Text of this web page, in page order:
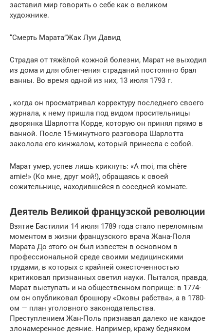
заставил мир говорить о себе как о великом
художнике.
“Смерть Марата”Жак Луи Давид
Страдая от тяжёлой кожной болезни, Марат не выходил
из дома и для облегчения страданий постоянно брал
ванны. Во время одной из них, 13 июля 1793 г.
, когда он просматривал корректуру последнего своего
журнала, к нему пришла под видом просительницы
дворянка Шарлотта Корде, которую он принял прямо в
ванной. После 15-минутного разговора Шарлотта
заколола его кинжалом, который принесла с собой.
Марат умер, успев лишь крикнуть: «A moi, ma chère
amie!» (Ко мне, друг мой!), обращаясь к своей
сожительнице, находившейся в соседней комнате.
Деятель Великой французской революции
Взятие Бастилии 14 июля 1789 года стало переломным
моментом в жизни французского врача Жана-Поля
Марата До этого он был известен в основном в
профессиональной среде своими медицинскими
трудами, в которых с крайней ожесточенностью
критиковал признанных светил науки. Пытался, правда,
Марат выступать и на общественном поприще: в 1774-
ом он опубликовал брошюру «Оковы рабства», а в 1780-
ом — план уголовного законодательства.
Преступлением Жан-Поль признавал далеко не каждое
злонамеренное деяние. Например, кражу бедняком